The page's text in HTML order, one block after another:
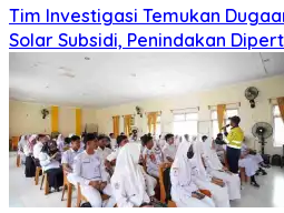
Tim Investigasi Temukan
Solar Subsidi, Penindakan